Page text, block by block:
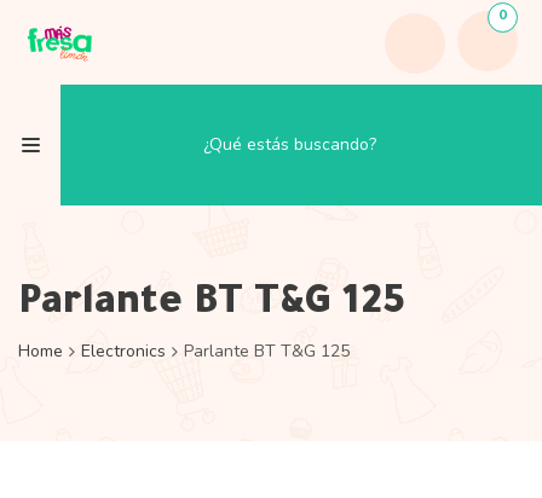
0
Parlante BT T&G 125
Home Electronics Parlante BT T&G 125